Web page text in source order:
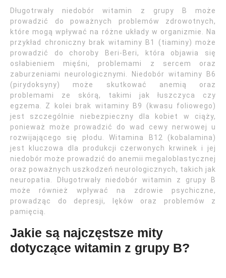
Długotrwały niedobór witamin z grupy B może
prowadzić do poważnych problemów zdrowotnych,
które mogą wpływać na różne układy w organizmie. Na
przykład chroniczny brak witaminy B1 (tiaminy) może
prowadzić do choroby Beri-Beri, która objawia się
osłabieniem mięśni, problemami z sercem oraz
zaburzeniami neurologicznymi. Niedobór witaminy B6
(pirydoksyny) może skutkować anemią oraz
problemami ze skórą, takimi jak łuszczyca czy
egzema. Z kolei brak witaminy B9 (kwasu foliowego)
jest szczególnie niebezpieczny dla kobiet w ciąży,
ponieważ może prowadzić do wad cewy nerwowej u
rozwijającego się płodu. Witamina B12 (kobalamina)
jest kluczowa dla produkcji czerwonych krwinek i jej
niedobór może prowadzić do anemii megaloblastycznej
oraz poważnych uszkodzeń neurologicznych, takich jak
neuropatia. Długotrwały niedobór witamin z grupy B
może również wpływać na zdrowie psychiczne,
prowadząc do depresji, lęków oraz problemów z
pamięcią.
Jakie są najczęstsze mity
dotyczące witamin z grupy B?